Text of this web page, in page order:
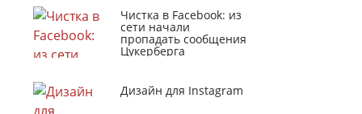
Чистка в Facebook: из
сети начали
пропадать сообщения
Цукерберга
Дизайн для Instagram